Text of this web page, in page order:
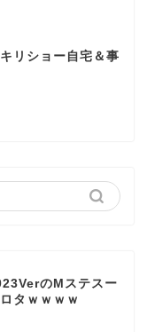
リショー自宅＆事
のMステスー
タｗｗｗｗ